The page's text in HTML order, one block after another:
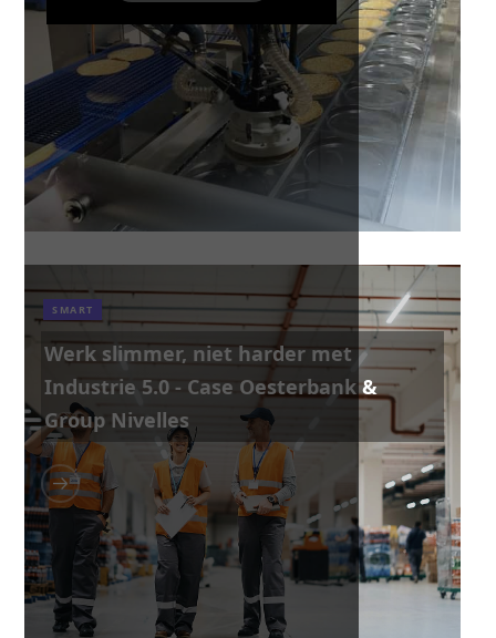
SMART
Werk slimmer, niet harder met
Industrie 5.0 - Case Oesterbank &
Group Nivelles